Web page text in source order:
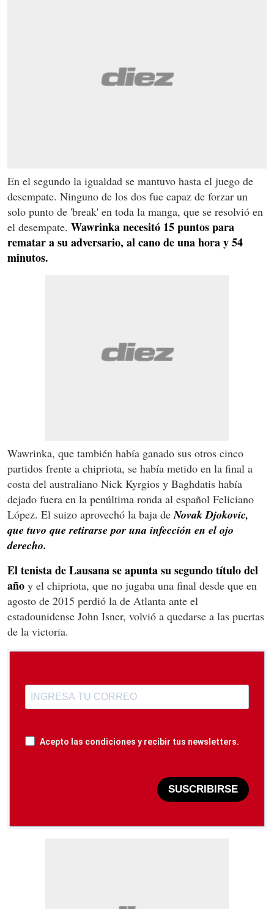
En el segundo la igualdad se mantuvo hasta el juego de
desempate. Ninguno de los dos fue capaz de forzar un
solo punto de 'break' en toda la manga, que se resolvió en
el desempate. Wawrinka necesitó 15 puntos para
rematar a su adversario, al cano de una hora y 54
minutos.
Wawrinka, que también había ganado sus otros cinco
partidos frente a chipriota, se había metido en la final a
costa del australiano Nick Kyrgios y Baghdatis había
dejado fuera en la penúltima ronda al español Feliciano
López. El suizo aprovechó la baja de Novak Djokovic,
que tuvo que retirarse por una infección en el ojo
derecho.
El tenista de Lausana se apunta su segundo título del
año y el chipriota, que no jugaba una final desde que en
agosto de 2015 perdió la de Atlanta ante el
estadounidense John Isner, volvió a quedarse a las puertas
de la victoria.
Acepto las condiciones y recibir tus newsletters.
SUSCRIBIRSE